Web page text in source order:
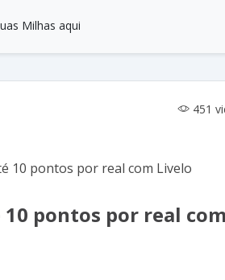
Milhas aqui
451
pontos por real com